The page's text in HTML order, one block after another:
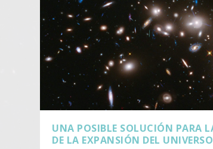
UNA POSIBLE SOLUCIÓN PARA
DE LA EXPANSIÓN DEL UNIVERSO